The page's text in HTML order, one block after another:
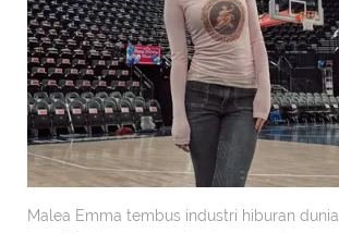
Malea Emma tembus industri hiburan dunia.